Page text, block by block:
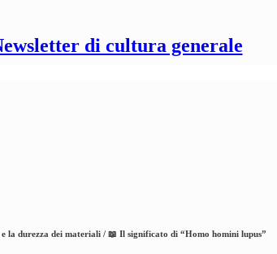
di cultura generale
la durezza dei materiali / 📖 Il significato di “Homo homini lupus”